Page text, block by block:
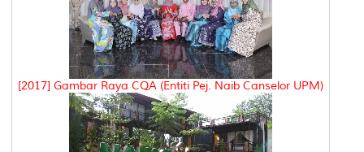
[2017] Gambar Raya CQA (Entiti Pej. Naib Canselor UPM)